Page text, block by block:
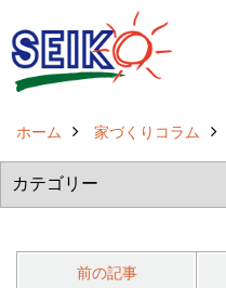
ホーム 家づくりコラム
前の記事